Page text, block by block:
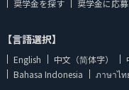
奨学金を探す 奨学金に応
【言語選択】
English 中文（简体字）
Bahasa Indonesia
ภาษาไท